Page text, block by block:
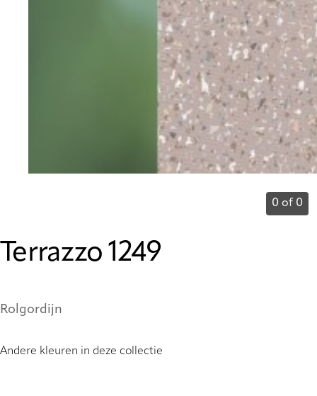
0 of 0
Terrazzo 1249
Rolgordijn
Andere kleuren in deze collectie